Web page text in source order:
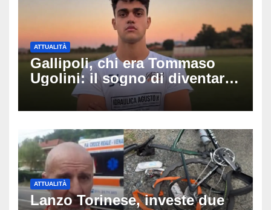
ATTUALITÀ
Gallipoli, chi era Tommaso
Ugolini: il sogno di diventare
medico e la fascia da
capitano, il dolore di Bologna
ATTUALITÀ
Lanzo Torinese, investe due